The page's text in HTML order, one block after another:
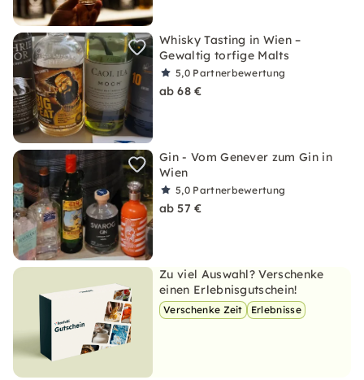
Whisky Tasting in Wien –
Gewaltig torfige Malts
5,0 Partnerbewertung
ab 68 €
Gin - Vom Genever zum Gin in
Wien
5,0 Partnerbewertung
ab 57 €
Zu viel Auswahl? Verschenke
einen Erlebnisgutschein!
Verschenke Zeit Erlebnisse